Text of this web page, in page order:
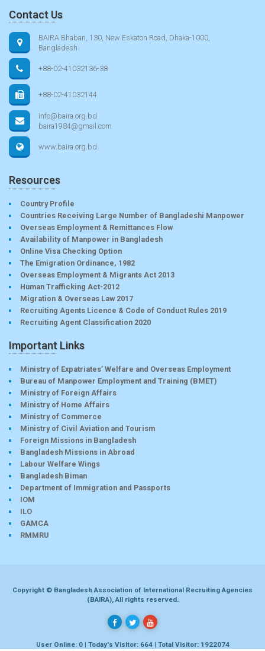
Contact Us
BAIRA Bhaban, 130, New Eskaton Road, Dhaka-1000,
Bangladesh
+88-02-41032136-38
+88-02-41032144
info@baira.org.bd
baira1984@gmail.com
www.baira.org.bd
Resources
Country Profile
Countries Receiving Large Number of Bangladeshi Manpower
Overseas Employment & Remittances Flow
Availability of Manpower in Bangladesh
Online Visa Checking Option
The Emigration Ordinance, 1982
Overseas Employment & Migrants Act 2013
Human Trafficking Act-2012
Migration & Overseas Law 2017
Recruiting Agents Licence & Code of Conduct Rules 2019
Recruiting Agent Classification 2020
Important Links
Ministry of Expatriates’ Welfare and Overseas Employment
Bureau of Manpower Employment and Training (BMET)
Ministry of Foreign Affairs
Ministry of Home Affairs
Ministry of Commerce
Ministry of Civil Aviation and Tourism
Foreign Missions in Bangladesh
Bangladesh Missions in Abroad
Labour Welfare Wings
Bangladesh Biman
Department of Immigration and Passports
IOM
ILO
GAMCA
RMMRU
Copyright © Bangladesh Association of International Recruiting Agencies
(BAIRA), All rights reserved.
User Online: 0 | Today's Visitor: 664 | Total Visitor: 1922074